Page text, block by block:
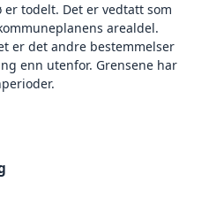
todelt. Det er vedtatt som
arealdel.
er det andre bestemmelser
enn utenfor. Grensene har